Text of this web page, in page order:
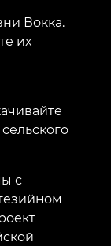
Вокка.
их
с